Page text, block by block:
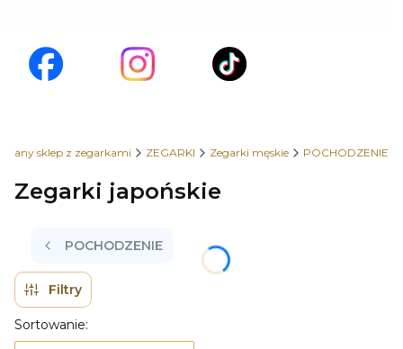
sklep z zegarkami ZEGARKI Zegarki męskie POCHODZENIE
Zegarki japońskie
POCHODZENIE
Filtry
Lista produktów
Sortowanie: